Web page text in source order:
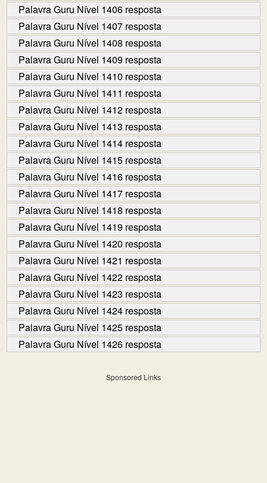
Palavra Guru Nível 1406 resposta
Palavra Guru Nível 1407 resposta
Palavra Guru Nível 1408 resposta
Palavra Guru Nível 1409 resposta
Palavra Guru Nível 1410 resposta
Palavra Guru Nível 1411 resposta
Palavra Guru Nível 1412 resposta
Palavra Guru Nível 1413 resposta
Palavra Guru Nível 1414 resposta
Palavra Guru Nível 1415 resposta
Palavra Guru Nível 1416 resposta
Palavra Guru Nível 1417 resposta
Palavra Guru Nível 1418 resposta
Palavra Guru Nível 1419 resposta
Palavra Guru Nível 1420 resposta
Palavra Guru Nível 1421 resposta
Palavra Guru Nível 1422 resposta
Palavra Guru Nível 1423 resposta
Palavra Guru Nível 1424 resposta
Palavra Guru Nível 1425 resposta
Palavra Guru Nível 1426 resposta
Sponsored Links